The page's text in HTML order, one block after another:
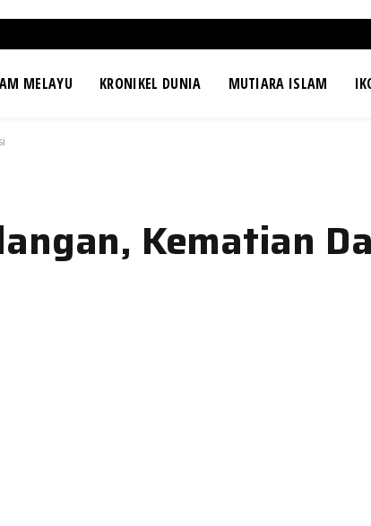
MELAYU KRONIKEL DUNIA MUTIARA ISLAM
Kematian